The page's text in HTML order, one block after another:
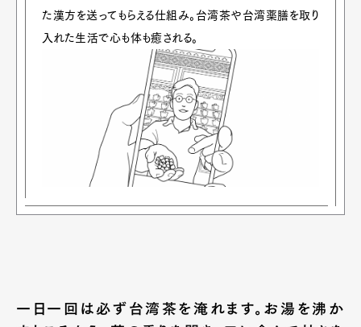
た漢方を送ってもらえる仕組み。台湾茶や台湾薬膳を取り
入れた生活で心も体も癒される。
一日一回は必ず台湾茶を淹れます。お湯を沸か